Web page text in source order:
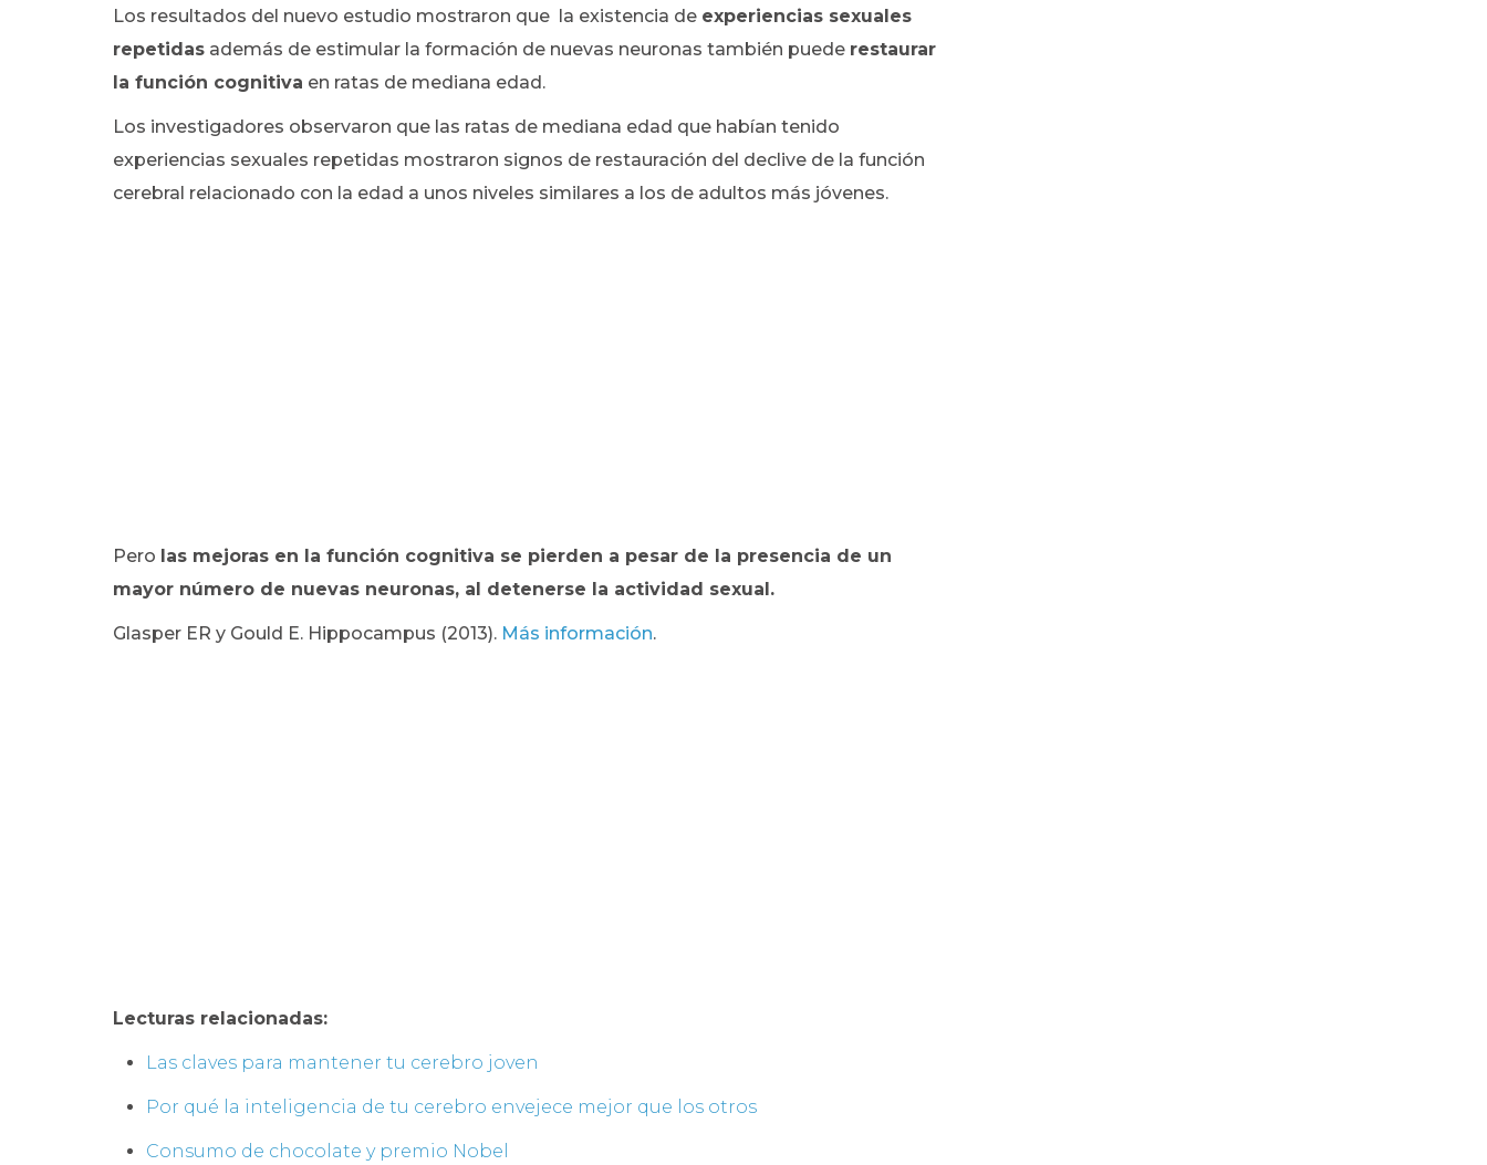
Los resultados del nuevo estudio mostraron que la existencia de experiencias sexuales
repetidas además de estimular la formación de nuevas neuronas también puede restaurar
la función cognitiva en ratas de mediana edad.
Los investigadores observaron que las ratas de mediana edad que habían tenido
experiencias sexuales repetidas mostraron signos de restauración del declive de la función
cerebral relacionado con la edad a unos niveles similares a los de adultos más jóvenes.
Pero las mejoras en la función cognitiva se pierden a pesar de la presencia de un
mayor número de nuevas neuronas, al detenerse la actividad sexual.
Glasper ER y Gould E. Hippocampus (2013). Más información.
Lecturas relacionadas:
Las claves para mantener tu cerebro joven
Por qué la inteligencia de tu cerebro envejece mejor que los otros
Consumo de chocolate y premio Nobel